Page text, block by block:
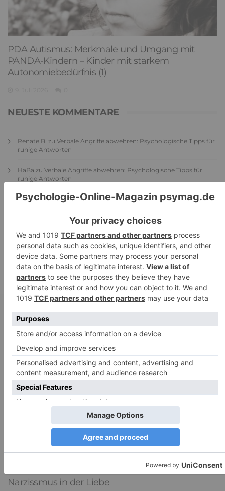
PDA Autismus: Merkmale und Umgang mit
PANDA-Kindern – Kinder mit starkem
Autonomiebedürfnis (1)
NEUESTE KOMMENTARE
Renate B. zu Verbale Angriffe abwehren: Psychologische Tipps für
ruhige Antworten
HaBa zu Verbale Angriffe abwehren: Psychologische Tipps für
ruhige Antworten
AdelezuVerbale Angriffe abwehren: Psychologische Tipps für
Merkmale der komplexen Posttraumatischen
Belastungsstörung: Traumafolgen verständlich erklärt
Ansgar zuElternteil narzisstisch: So sieht dein heutiges Leben
vermutlich aus – Narzisstisch geprägte Kindheit (1)
DIE BELIEBTESTEN ARTIKEL
Narzissmus in der Liebe